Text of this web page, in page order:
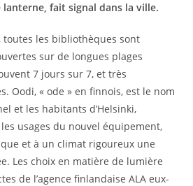
lanterne, fait signal dans la ville.
toutes les bibliothèques sont
sur de longues plages
7 jours sur 7, et très
Oodi, « ode » en finnois, est le nom
et les habitants d’Helsinki,
usages du nouvel équipement,
et à un climat rigoureux une
Les choix en matière de lumière
de l’agence finlandaise ALA eux-